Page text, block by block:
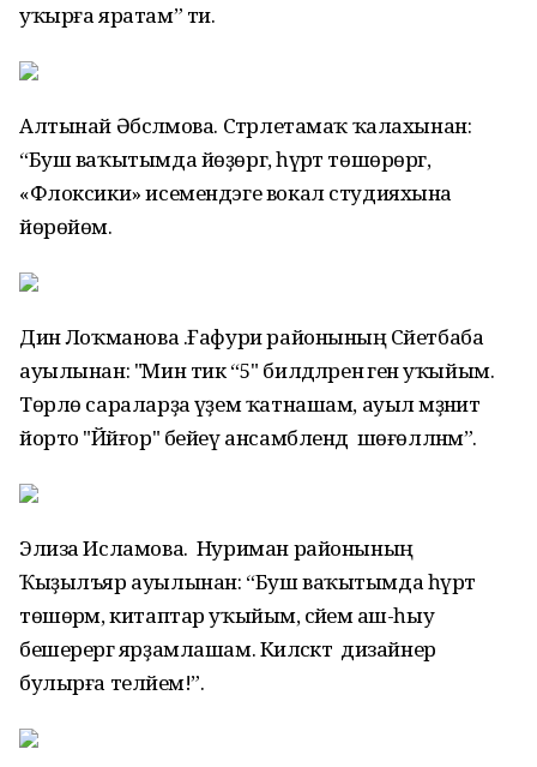
уҡырға яратам” ти.
Алтынай Әбсәләмова. Стәрлетамаҡ ҡалахынан:
“Буш ваҡытымда йөҙөргә, һүрәт төшөрөргә,
«Флоксики» исемендэге вокал студияхына
йөрөйөм.
Динә Лоҡманова .Ғафури районының Сәйетбаба
ауылынан: "Мин тик “5" билдәләренә генә уҡыйым.
Төрлө сараларҙа әүҙем ҡатнашам, ауыл мәҙәниәт
йорто "Йәйғор" бейеү ансамблендә шөғөлләнәм”.
Элиза Исламова. Нуриман районының
Ҡыҙылъяр ауылынан: “Буш ваҡытымда һүрәт
төшөрәм, китаптар уҡыйым, әсәйемә аш-һыу
бешерергә ярҙамлашам. Киләсәктә дизайнер
булырға теләйем!”.